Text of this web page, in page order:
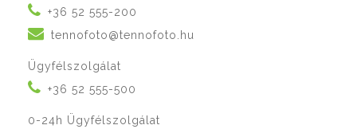
+36 52 555-200
tennofoto@tennofoto.hu
Ügyfélszolgálat
+36 52 555-500
0-24h Ügyfélszolgálat